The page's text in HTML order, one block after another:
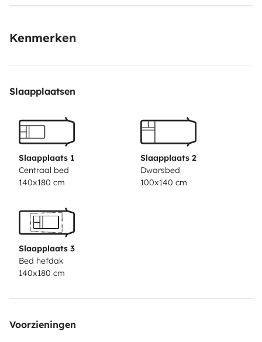
These vintage camper vans come with full camping
autonomous living for 4 to 5 people.
Benefit from the reliability of a passionate
for over 20 years. I have been bivouacking on the
island of Oléron in a VW camper van for more than 20
years and I share my tips and best spots to help you
enjoy a successful holiday on the island and in the
surrounding area. You will find great places to park and
a campsite every day.
AUTHENTIC VW CAMPER VANS WITH AN OPTIMIZED
INTERIOR
optimized, and their layout has inspired many modern
spacious than the T4, T5, T6, and other recent vans (up
Kenmerken
Slaapplaatsen
Slaapplaats 1
Centraal bed
140x180 cm
Slaapplaats 2
Dwarsbed
100x140 cm
Slaapplaats 3
Bed hefdak
140x180 cm
Voorzieningen